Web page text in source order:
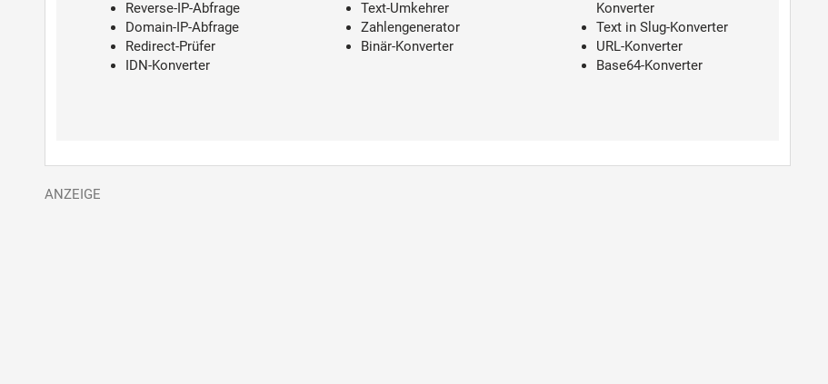
Reverse-IP-Abfrage
Domain-IP-Abfrage
Redirect-Prüfer
IDN-Konverter
Text-Umkehrer
Zahlengenerator
Binär-Konverter
Konverter
Text in Slug-Konverter
URL-Konverter
Base64-Konverter